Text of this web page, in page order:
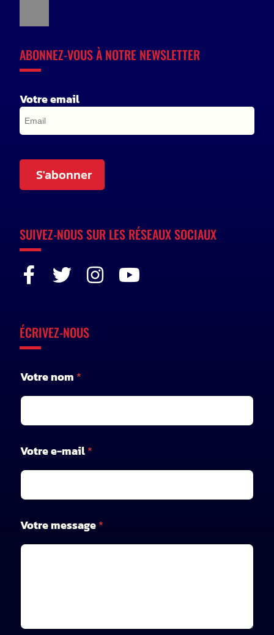
ABONNEZ-VOUS À NOTRE NEWSLETTER
Votre email
S'abonner
SUIVEZ-NOUS SUR LES RÉSEAUX SOCIAUX
ÉCRIVEZ-NOUS
*
V
o
t
e
Votre nom *
Votre e-mail*
Votre message*